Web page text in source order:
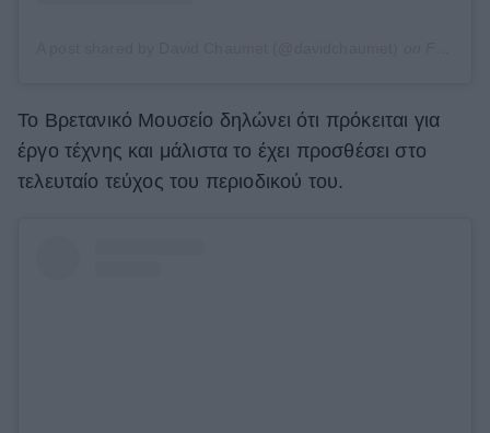
Το Βρετανικό Μουσείο δηλώνει ότι πρόκειται για
έργο τέχνης και μάλιστα το έχει προσθέσει στο
τελευταίο τεύχος του περιοδικού του.